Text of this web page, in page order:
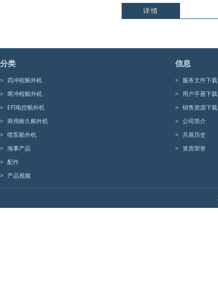
详情
分类
> 四冲程舷外机
> 两冲程舷外机
> EFI电控舷外机
> 商用耐久舷外机
> 喷泵船外机
> 海事产品
> 配件
> 产品视频
信息
> 服务文件下载
> 用户手册下载
> 销售资源下载
> 公司简介
> 共展历史
> 资质荣誉